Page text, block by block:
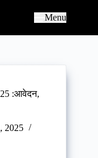
Menu
:आवेदन,
2025